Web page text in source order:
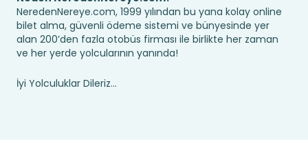
NeredenNereye.com, 1999 yılından bu yana kolay online
bilet alma, güvenli ödeme sistemi ve bünyesinde yer
alan 200’den fazla otobüs firması ile birlikte her zaman
ve her yerde yolcularının yanında!
İyi Yolculuklar Dileriz...